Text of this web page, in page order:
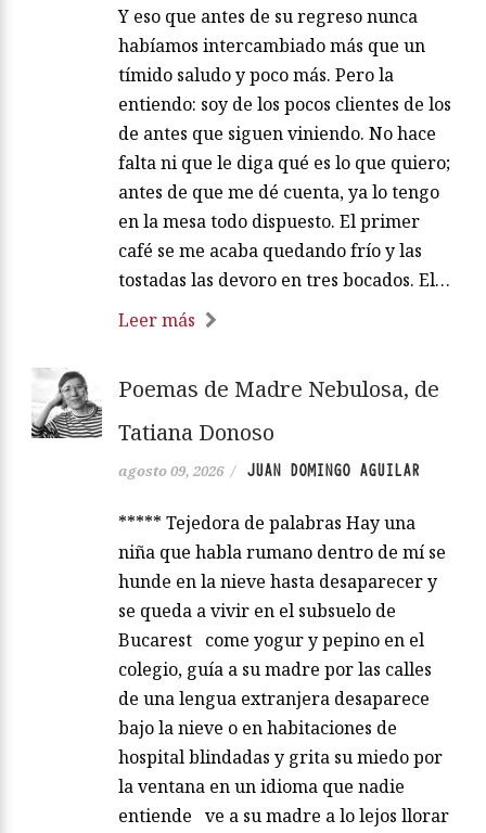
Y eso que antes de su regreso nunca
habíamos intercambiado más que un
tímido saludo y poco más. Pero la
entiendo: soy de los pocos clientes de los
de antes que siguen viniendo. No hace
falta ni que le diga qué es lo que quiero;
antes de que me dé cuenta, ya lo tengo
en la mesa todo dispuesto. El primer
café se me acaba quedando frío y las
tostadas las devoro en tres bocados. El…
Leer más
Poemas de Madre Nebulosa, de
Tatiana Donoso
agosto 09, 2026 / JUAN DOMINGO AGUILAR
***** Tejedora de palabras Hay una
niña que habla rumano dentro de mí se
hunde en la nieve hasta desaparecer y
se queda a vivir en el subsuelo de
Bucarest come yogur y pepino en el
colegio, guía a su madre por las calles
de una lengua extranjera desaparece
bajo la nieve o en habitaciones de
hospital blindadas y grita su miedo por
la ventana en un idioma que nadie
entiende ve a su madre a lo lejos llorar